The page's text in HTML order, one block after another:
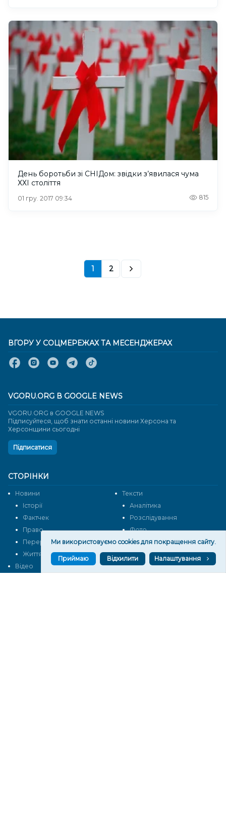
День боротьби зі СНІДом: звідки з’явилася чума
ХХI століття
01 гру. 2017 09:34 815
1 2
СТОРІНКИ
Новини
Тексти
Історії
Аналітика
Фактчек
Розслідування
Право
Фото
Перерва на каву
Промо
Життя
Блоги
Відео
Архів
ВГОРУ У СОЦМЕРЕЖАХ ТА МЕСЕНДЖЕРАХ
VGORU.ORG В GOOGLE NEWS
VGORU.ORG в GOOGLE NEWS
Підписуйтеся, щоб знати останні новини Херсона та
Херсонщини сьогодні
Підписатися
Ми використовуємо cookies для покращення сайту.
Приймаю Відхилити Налаштування